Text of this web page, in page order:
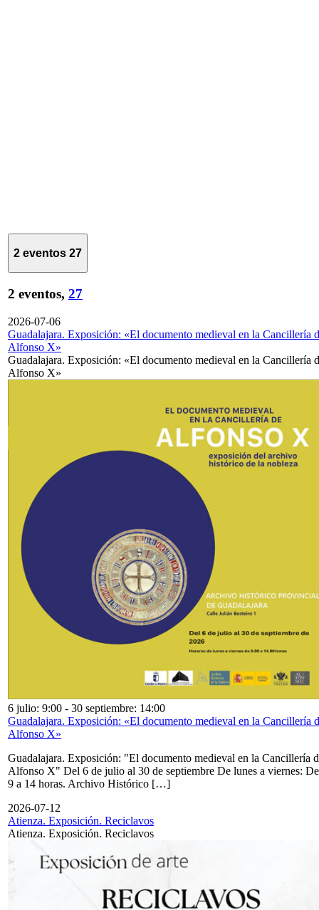
2 eventos 27
2 eventos, 27
2026-07-06
Guadalajara. Exposición: «El documento medieval en la Cancillería
Alfonso X»
Guadalajara. Exposición: «El documento medieval en la Cancillería
Alfonso X»
6 julio: 9:00 - 30 septiembre: 14:00
Guadalajara. Exposición: «El documento medieval en la Cancillería
Alfonso X»
Guadalajara. Exposición: "El documento medieval en la Cancillería
Alfonso X" Del 6 de julio al 30 de septiembre De lunes a viernes: De
9 a 14 horas. Archivo Histórico […]
2026-07-12
Atienza. Exposición. Reciclavos
Atienza. Exposición. Reciclavos